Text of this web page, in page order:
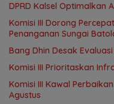
‎DPRD Kalsel Optimalkan
‎Komisi III Dorong
Penanganan Sungai
‎Bang Dhin Desak
‎Komisi III Prioritaskan
Komisi III Kawal
Agustus